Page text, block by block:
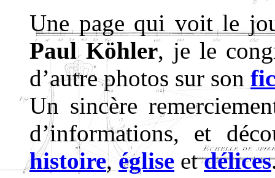
Une page qui voit le
Paul Köhler, je le
d’autre photos sur son
Un sincère
d’informations, et
histoire,église etdélices